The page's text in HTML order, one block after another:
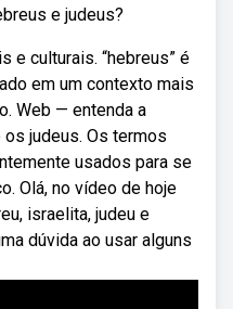
e judeus?
e culturais. “hebreus” é
em um contexto mais
Web — entenda a
judeus. Os termos
usados para se
Olá, no vídeo de hoje
israelita, judeu e
dúvida ao usar alguns